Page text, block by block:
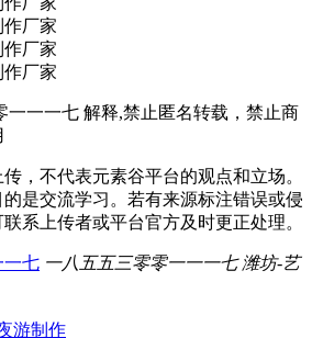
一一一七 解释,禁止匿名转载，禁止商
，不代表元素谷平台的观点和立场。
是交流学习。若有来源标注错误或侵
系上传者或平台官方及时更正处理。
一八五五三零零一一一七 潍坊-艺